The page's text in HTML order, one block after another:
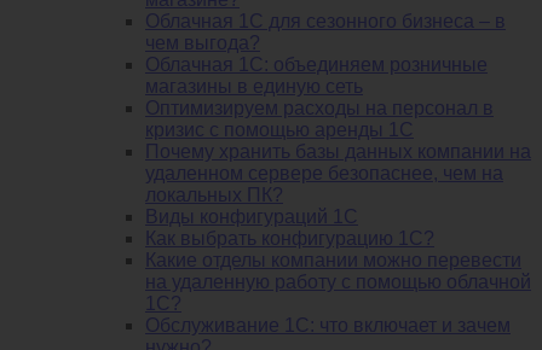
Облачная 1С для сезонного бизнеса – в
чем выгода?
Облачная 1С: объединяем розничные
магазины в единую сеть
Оптимизируем расходы на персонал в
кризис с помощью аренды 1С
Почему хранить базы данных компании на
удаленном сервере безопаснее, чем на
локальных ПК?
Виды конфигураций 1С
Как выбрать конфигурацию 1С?
Какие отделы компании можно перевести
на удаленную работу с помощью облачной
1С?
Обслуживание 1С: что включает и зачем